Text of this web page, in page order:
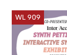
WL 909